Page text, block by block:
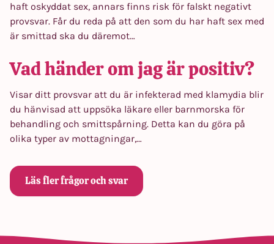
haft oskyddat sex, annars finns risk för falskt negativt
provsvar. Får du reda på att den som du har haft sex med
är smittad ska du däremot…
Vad händer om jag är positiv?
Visar ditt provsvar att du är infekterad med klamydia blir
du hänvisad att uppsöka läkare eller barnmorska för
behandling och smittspårning. Detta kan du göra på
olika typer av mottagningar,…
Läs fler frågor och svar